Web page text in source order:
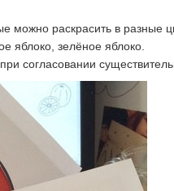
можно раскрасить в разные
яблоко, зелёное яблоко.
согласовании